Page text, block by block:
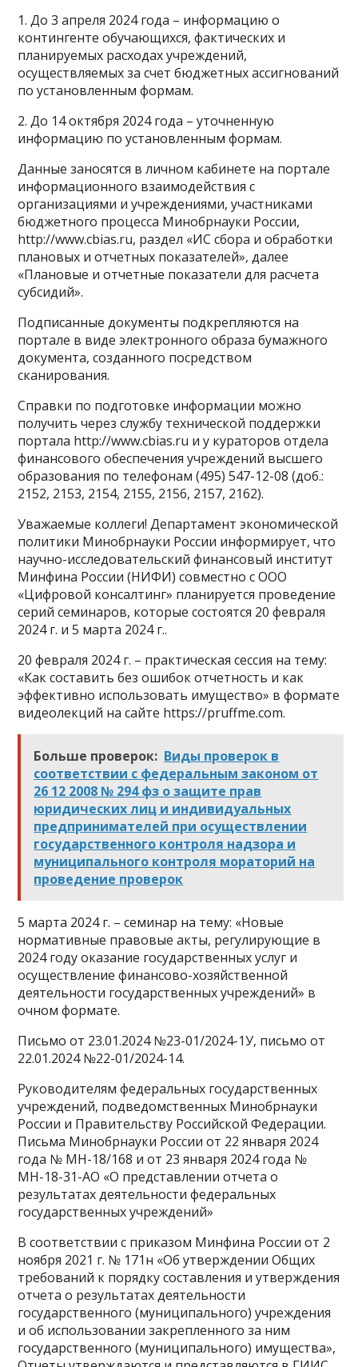
1. До 3 апреля 2024 года – информацию о
контингенте обучающихся, фактических и
планируемых расходах учреждений,
осуществляемых за счет бюджетных ассигнований
по установленным формам.
2. До 14 октября 2024 года – уточненную
информацию по установленным формам.
Данные заносятся в личном кабинете на портале
информационного взаимодействия с
организациями и учреждениями, участниками
бюджетного процесса Минобрнауки России,
http://www.сbias.ru, раздел «ИС сбора и обработки
плановых и отчетных показателей», далее
«Плановые и отчетные показатели для расчета
субсидий».
Подписанные документы подкрепляются на
портале в виде электронного образа бумажного
документа, созданного посредством
сканирования.
Справки по подготовке информации можно
получить через службу технической поддержки
портала http://www.cbias.ru и у кураторов отдела
финансового обеспечения учреждений высшего
образования по телефонам (495) 547-12-08 (доб.:
2152, 2153, 2154, 2155, 2156, 2157, 2162).
Уважаемые коллеги! Департамент экономической
политики Минобрнауки России информирует, что
научно-исследовательский финансовый институт
Минфина России (НИФИ) совместно с ООО
«Цифровой консалтинг» планируется проведение
серий семинаров, которые состоятся 20 февраля
2024 г. и 5 марта 2024 г..
20 февраля 2024 г. – практическая сессия на тему:
«Как составить без ошибок отчетность и как
эффективно использовать имущество» в формате
видеолекций на сайте https://pruffme.com.
Больше проверок: Виды проверок в
соответствии с федеральным законом от
26 12 2008 № 294 фз о защите прав
юридических лиц и индивидуальных
предпринимателей при осуществлении
государственного контроля надзора и
муниципального контроля мораторий на
проведение проверок
5 марта 2024 г. – семинар на тему: «Новые
нормативные правовые акты, регулирующие в
2024 году оказание государственных услуг и
осуществление финансово-хозяйственной
деятельности государственных учреждений» в
очном формате.
Письмо от 23.01.2024 №23-01/2024-1У, письмо от
22.01.2024 №22-01/2024-14.
Руководителям федеральных государственных
учреждений, подведомственных Минобрнауки
России и Правительству Российской Федерации.
Письма Минобрнауки России от 22 января 2024
года № МН-18/168 и от 23 января 2024 года №
МН-18-31-АО «О представлении отчета о
результатах деятельности федеральных
государственных учреждений»
В соответствии с приказом Минфина России от 2
ноября 2021 г. № 171н «Об утверждении Общих
требований к порядку составления и утверждения
отчета о результатах деятельности
государственного (муниципального) учреждения
и об использовании закрепленного за ним
государственного (муниципального) имущества»,